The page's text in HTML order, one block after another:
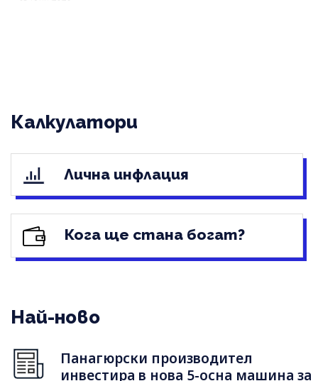
Калкулатори
Лична инфлация
Кога ще стана богат?
Най-ново
Панагюрски производител
инвестира в нова 5-осна машина за